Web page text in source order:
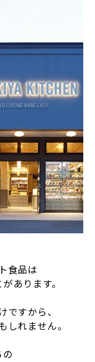
食品は
あります。
すから、
しれません。